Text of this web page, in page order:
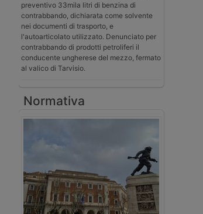
preventivo 33mila litri di benzina di
contrabbando, dichiarata come solvente
nei documenti di trasporto, e
l'autoarticolato utilizzato. Denunciato per
contrabbando di prodotti petroliferi il
conducente ungherese del mezzo, fermato
al valico di Tarvisio.
Normativa